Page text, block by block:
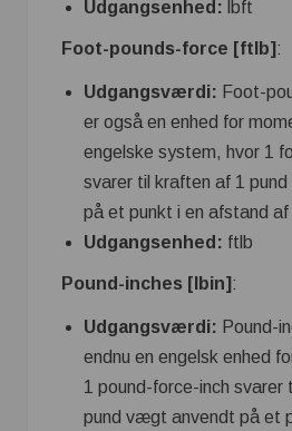
Udgangsenhed: lbft
Foot-pounds-force [ftlb] :
Udgangsværdi: Foot-
er også en enhed for
engelske system, hvor 1
svarer til kraften af ​​1
på et punkt i en afstand af
Udgangsenhed: ftlb
Pound-inches [lbin] :
Udgangsværdi: Pound-
endnu en engelsk enhed
1 pound-force-inch svarer
pund vægt anvendt på et